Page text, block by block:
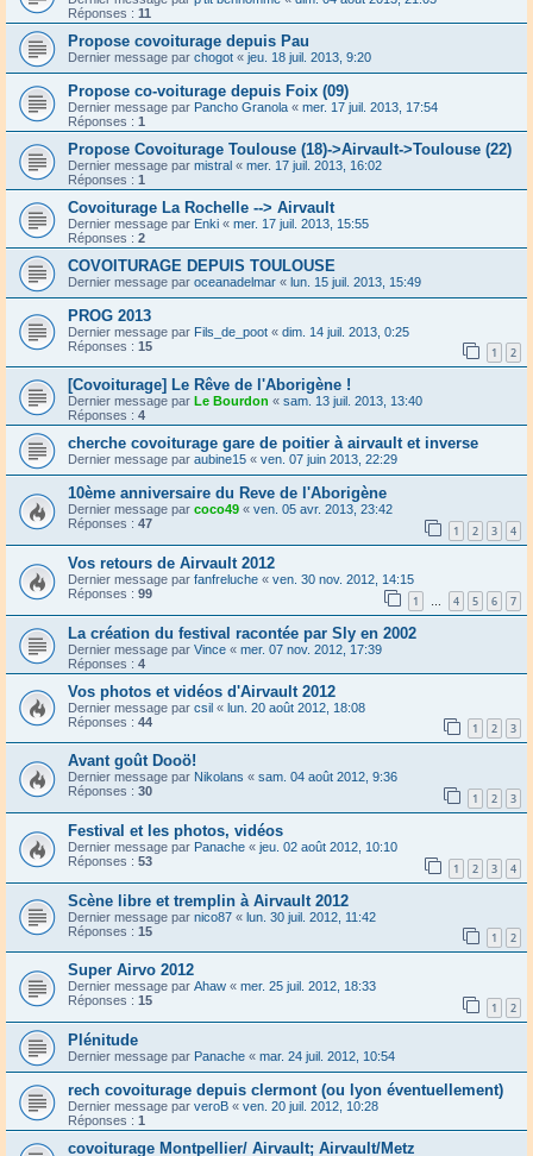
Réponses : 11
Propose covoiturage depuis Pau
Dernier message par chogot « jeu. 18 juil. 2013, 9:20
Propose co-voiturage depuis Foix (09)
Dernier message par Pancho Granola « mer. 17 juil. 2013, 17:54
Réponses : 1
Propose Covoiturage Toulouse (18)->Airvault->Toulouse (22)
Dernier message par mistral « mer. 17 juil. 2013, 16:02
Réponses : 1
Covoiturage La Rochelle --> Airvault
Dernier message par Enki « mer. 17 juil. 2013, 15:55
Réponses : 2
COVOITURAGE DEPUIS TOULOUSE
Dernier message par oceanadelmar « lun. 15 juil. 2013, 15:49
PROG 2013
Dernier message par Fils_de_poot « dim. 14 juil. 2013, 0:25
Réponses : 15 1 2
[Covoiturage] Le Rêve de l'Aborigène !
Dernier message par Le Bourdon « sam. 13 juil. 2013, 13:40
Réponses : 4
cherche covoiturage gare de poitier à airvault et inverse
Dernier message par aubine15 « ven. 07 juin 2013, 22:29
10ème anniversaire du Reve de l'Aborigène
Dernier message par coco49 « ven. 05 avr. 2013, 23:42
Réponses : 47 1 2 3 4
Vos retours de Airvault 2012
Dernier message par fanfreluche « ven. 30 nov. 2012, 14:15
Réponses : 99 1 … 4 5 6 7
La création du festival racontée par Sly en 2002
Dernier message par Vince « mer. 07 nov. 2012, 17:39
Réponses : 4
Vos photos et vidéos d'Airvault 2012
Dernier message par csil « lun. 20 août 2012, 18:08
Réponses : 44 1 2 3
Avant goût Dooö!
Dernier message par Nikolans « sam. 04 août 2012, 9:36
Réponses : 30 1 2 3
Festival et les photos, vidéos
Dernier message par Panache « jeu. 02 août 2012, 10:10
Réponses : 53 1 2 3 4
Scène libre et tremplin à Airvault 2012
Dernier message par nico87 « lun. 30 juil. 2012, 11:42
Réponses : 15 1 2
Super Airvo 2012
Dernier message par Ahaw « mer. 25 juil. 2012, 18:33
Réponses : 15 1 2
Plénitude
Dernier message par Panache « mar. 24 juil. 2012, 10:54
rech covoiturage depuis clermont (ou lyon éventuellement)
Dernier message par veroB « ven. 20 juil. 2012, 10:28
Réponses : 1
covoiturage Montpellier/ Airvault; Airvault/Metz